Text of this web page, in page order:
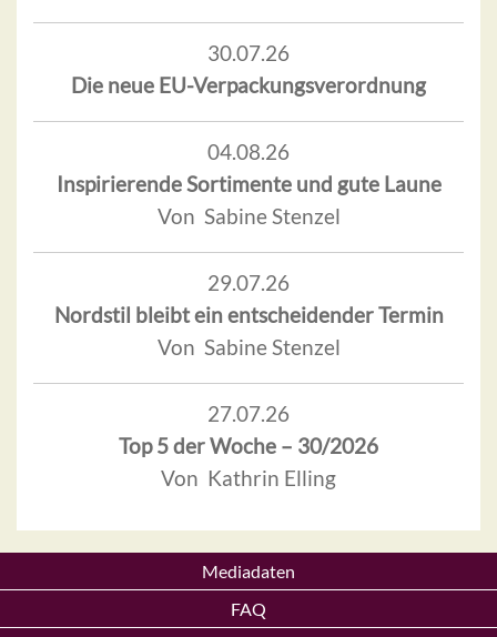
30.07.26
Die neue EU-Verpackungsverordnung
04.08.26
Inspirierende Sortimente und gute Laune
Von Sabine Stenzel
29.07.26
Nordstil bleibt ein entscheidender Termin
Von Sabine Stenzel
27.07.26
Top 5 der Woche – 30/2026
Von Kathrin Elling
Mediadaten
FAQ